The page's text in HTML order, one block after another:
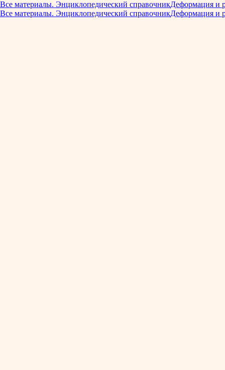
Все материалы. Энциклопедический справочникДеформация и
Все материалы. Энциклопедический справочникДеформация и